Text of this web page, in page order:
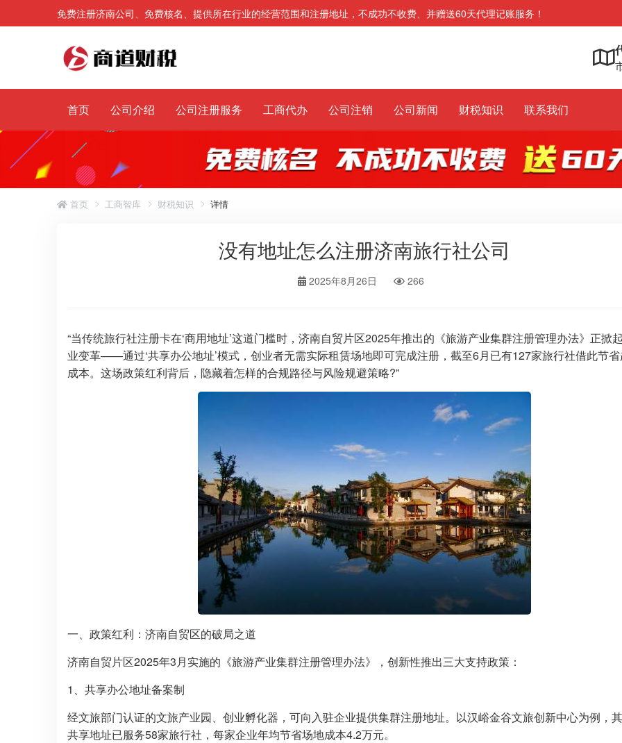
免费注册济南公司、免费核名、提供所在行业的经营范围和注册地址，不成功不收费、并赠送60天代理记账服务！
首页 公司介绍 公司注册服务 工商代办 公司注销 公司新闻 财税知识 联系我们
首页 工商智库 财税知识 详情
没有地址怎么注册济南旅行社公司
2025年8月26日 266
“当传统旅行社注册卡在‘商用地址’这道门槛时，济南自贸片区2025年推出的《旅游产业集群注册管理办法》正掀
业变革——通过‘共享办公地址’模式，创业者无需实际租赁场地即可完成注册，截至6月已有127家旅行社借此节
成本。这场政策红利背后，隐藏着怎样的合规路径与风险规避策略?”
一、政策红利：济南自贸区的破局之道
济南自贸片区2025年3月实施的《旅游产业集群注册管理办法》，创新性推出三大支持政策：
1、共享办公地址备案制
经文旅部门认证的文旅产业园、创业孵化器，可向入驻企业提供集群注册地址。以汉峪金谷文旅创新中心为例，
共享地址已服务58家旅行社，每家企业年均节省场地成本4.2万元。